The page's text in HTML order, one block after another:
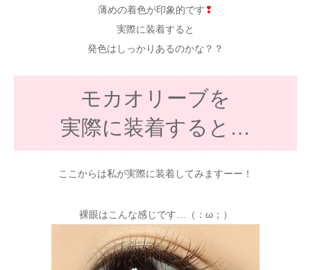
薄めの着色が印象的です❢
実際に装着すると
発色はしっかりあるのかな？？
モカオリーブを
実際に装着すると…
ここからは私が実際に装着してみますーー！
裸眼はこんな感じです…（：ω；）